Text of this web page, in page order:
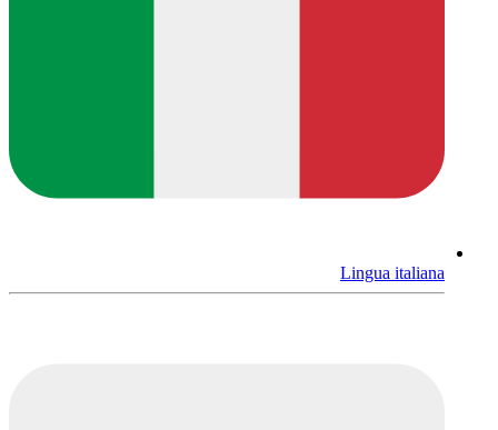
Lingua italiana